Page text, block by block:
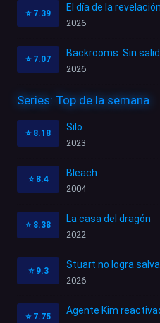
⭐ 7.39
El día de la revelación
2026
⭐ 7.07
Backrooms: Sin
2026
Series: Top de la semana
⭐ 8.18
Silo
2023
⭐ 8.4
Bleach
2004
⭐ 8.38
La casa del dragón
2022
⭐ 9.3
Stuart no logra
2026
⭐ 7.75
Agente Kim